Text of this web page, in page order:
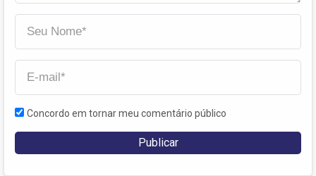
Concordo em tornar meu comentário público